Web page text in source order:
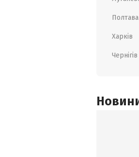
Полтава
Харків
Чернігів